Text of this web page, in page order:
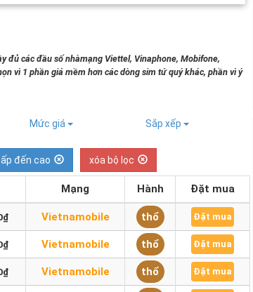
đủ các đầu số nhàmạng Viettel, Vinaphone, Mobifone,
vì 1 phần giá mềm hơn các dòng sim tứ quý khác, phần vì ý
Mức giá Sắp xếp
đến cao xóa bộ lọc
Mạng Hành Đặt mua
Vietnamobile thổ Đặt mua
Vietnamobile thổ Đặt mua
Vietnamobile thổ Đặt mua